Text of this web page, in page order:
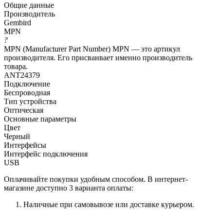
Общие данные
Производитель
Gembird
MPN
?
MPN (Manufacturer Part Number) MPN — это артикул
производителя. Его присваивает именно производитель
товара.
ANT24379
Подключение
Беспроводная
Тип устройства
Оптическая
Основные параметры
Цвет
Черный
Интерфейсы
Интерфейс подключения
USB
Оплачивайте покупки удобным способом. В интернет-
магазине доступно 3 варианта оплаты:
Наличные при самовывозе или доставке курьером.